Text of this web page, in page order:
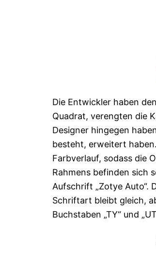
Die Entwickler haben
Quadrat, verengten die
Designer hingegen
besteht, erweitert
Farbverlauf, sodass die
Rahmens befinden sich
Aufschrift „Zotye Auto“.
Schriftart bleibt gleich,
Buchstaben „TY“ und